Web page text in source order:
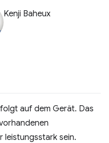
Kenji Baheux
auf dem Gerät. Das
leistungsstark sein.